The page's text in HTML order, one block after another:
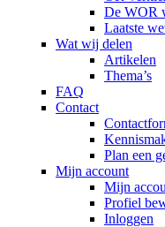
De WOR
Laatste
Wat wij delen
Artikelen
Thema’s
FAQ
Contact
Plan een
Mijn account
Mijn
Profiel
Inloggen